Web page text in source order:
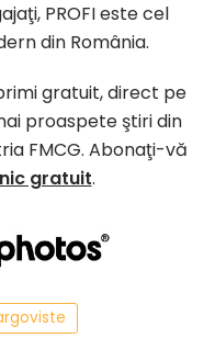
PROFI este cel
din România.
gratuit, direct pe
proaspete ştiri din
FMCG. Abonaţi-vă
gratuit.